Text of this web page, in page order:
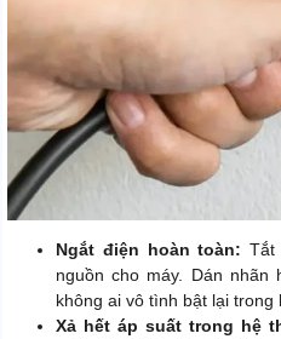
Ngắt điện hoàn toàn:Tắt
nguồn cho máy. Dán nhãn
không ai vô tình bật lại trong
Xả hết áp suất trong hệ